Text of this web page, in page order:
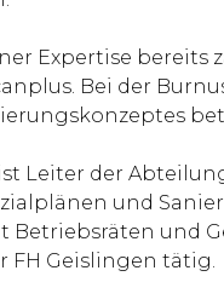
Expertise bereits
Bei der
Leiter der
und
Betriebsräten und
FH Geislingen tätig.